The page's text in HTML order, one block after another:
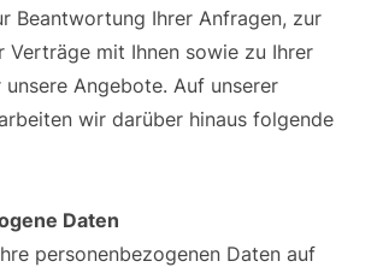
Beantwortung Ihrer Anfragen, zur
Verträge mit Ihnen sowie zu Ihrer
Angebote. Auf unserer
wir darüber hinaus folgende
Daten
personenbezogenen Daten auf